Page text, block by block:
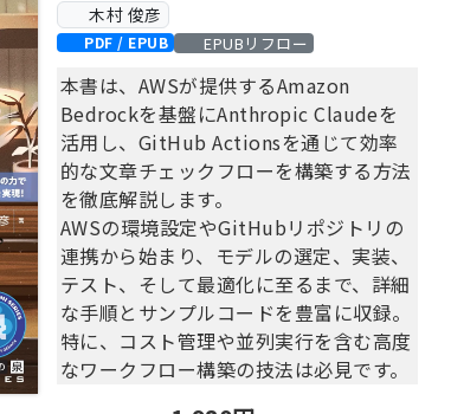
木村 俊彦
PDF / EPUB EPUBリフロー
本書は、AWSが提供するAmazon
Bedrockを基盤にAnthropic Claudeを
活用し、GitHub Actionsを通じて効率
的な文章チェックフローを構築する方法
を徹底解説します。
AWSの環境設定やGitHubリポジトリの
連携から始まり、モデルの選定、実装、
テスト、そして最適化に至るまで、詳細
な手順とサンプルコードを豊富に収録。
特に、コスト管理や並列実行を含む高度
なワークフロー構築の技法は必見です。